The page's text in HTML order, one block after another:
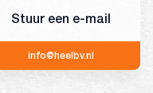
Stuur een e-mail
info@heelbv.nl